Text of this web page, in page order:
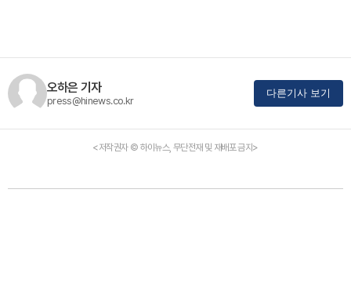
오하은 기자
press@hinews.co.kr
다른기사 보기
<저작권자 © 하이뉴스, 무단전재 및 재배포 금지>